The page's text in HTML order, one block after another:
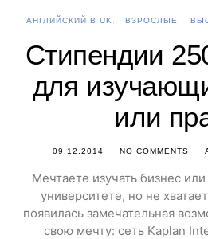
АНГЛИЙСКИЙ В UK ВЗРОСЛЫЕ
Стипендии
для
или
09.12.2014 NO COMMENTS
Мечтаете изучать бизнес
университете, но не
появилась замечательная
свою мечту: сеть Kaplan